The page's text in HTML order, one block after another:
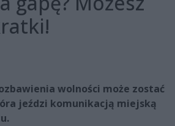
wolności może zostać
jeździ komunikacją miejską